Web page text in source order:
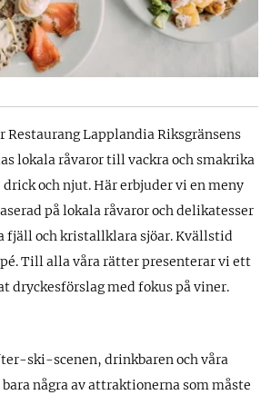
Restaurang Lapplandia Riksgränsens
lokala råvaror till vackra och smakrika
och njut. Här erbjuder vi en meny
på lokala råvaror och delikatesser
fjäll och kristallklara sjöar. Kvällstid
Till alla våra rätter presenterar vi ett
dryckesförslag med fokus på viner.
ski-scenen, drinkbaren och våra
några av attraktionerna som måste